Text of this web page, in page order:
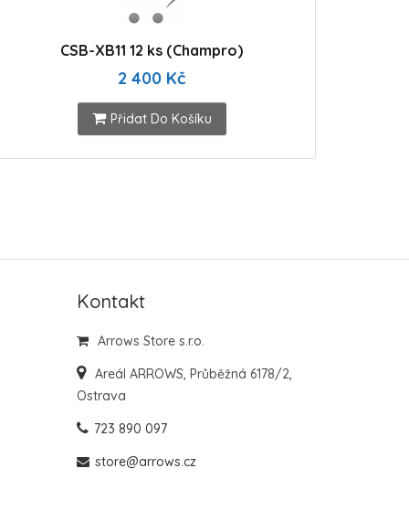
CSB-XB11 12 ks (Champro)
2 400 Kč
Přidat Do Košíku
Kontakt
Arrows Store s.r.o.
Areál ARROWS, Průběžná 6178/2,
Ostrava
723 890 097
store@arrows.cz